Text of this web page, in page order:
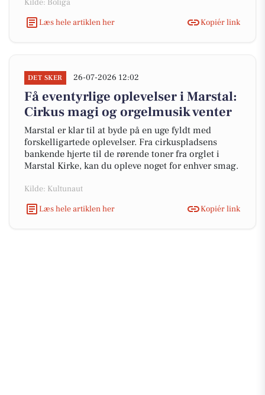
Kilde: Boliga
Læs hele artiklen her
Kopiér link
DET SKER 26-07-2026 12:02
Få eventyrlige oplevelser i Marstal:
Cirkus magi og orgelmusik venter
Marstal er klar til at byde på en uge fyldt med
forskelligartede oplevelser. Fra cirkuspladsens
bankende hjerte til de rørende toner fra orglet i
Marstal Kirke, kan du opleve noget for enhver smag.
Kilde: Kultunaut
Læs hele artiklen her
Kopiér link